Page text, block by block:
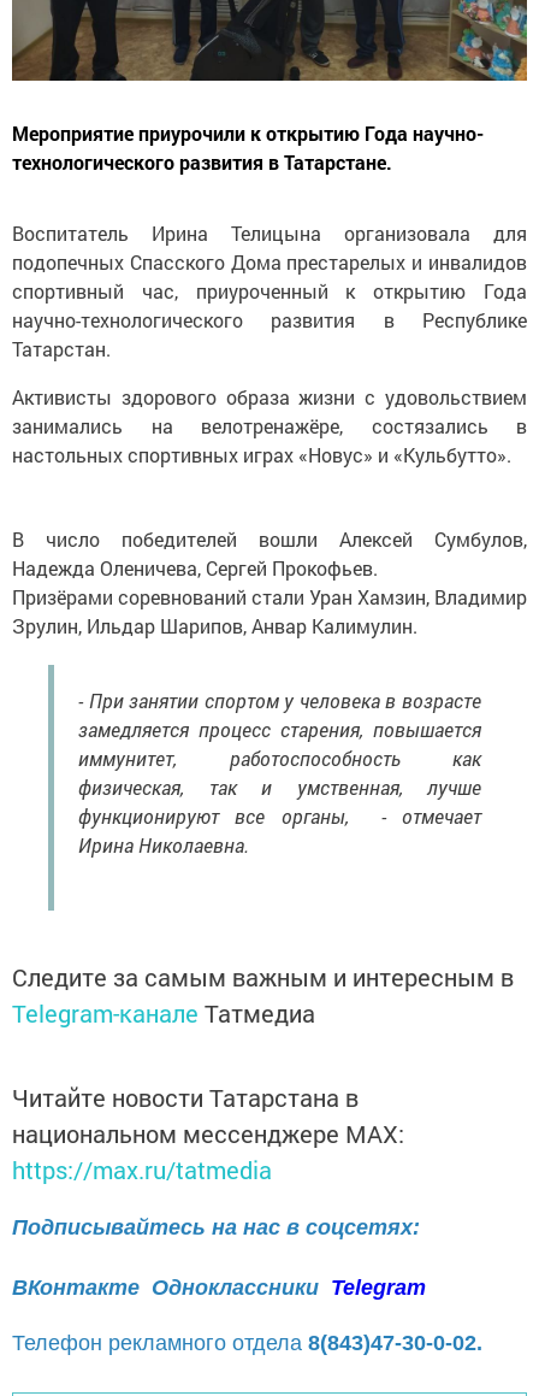
Мероприятие приурочили к открытию Года научно-
технологического развития в Татарстане.
Воспитатель Ирина Телицына организовала для
подопечных Спасского Дома престарелых и инвалидов
спортивный час, приуроченный к открытию Года
научно-технологического развития в Республике
Татарстан.
Активисты здорового образа жизни с удовольствием
занимались на велотренажёре, состязались в
настольных спортивных играх «Новус» и «Кульбутто».
В число победителей вошли Алексей Сумбулов,
Надежда Оленичева, Сергей Прокофьев.
Призёрами соревнований стали Уран Хамзин, Владимир
Зрулин, Ильдар Шарипов, Анвар Калимулин.
- При занятии спортом у человека в возрасте
замедляется процесс старения, повышается
иммунитет, работоспособность как
физическая, так и умственная, лучше
функционируют все органы, - отмечает
Ирина Николаевна.
Следите за самым важным и интересным в
Telegram-канале Татмедиа
Читайте новости Татарстана в
национальном мессенджере MАХ:
https://max.ru/tatmedia
Подписывайтесь на нас в соцсетях:
ВКонтакте Одноклассники Telegram
Телефон рекламного отдела 8(843)47-30-0-02.